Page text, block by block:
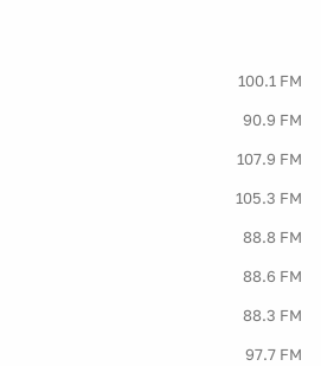
100.1 FM
90.9 FM
107.9 FM
105.3 FM
88.8 FM
88.6 FM
88.3 FM
97.7 FM